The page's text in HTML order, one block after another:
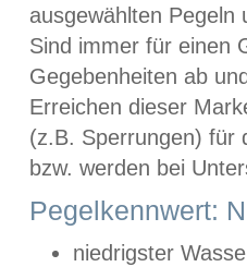
ausgewählten
Sind immer für einen
Gegebenheiten ab
Erreichen dieser
(z.B. Sperrungen) für
bzw. werden bei
Pegelkennwert:
niedrigster